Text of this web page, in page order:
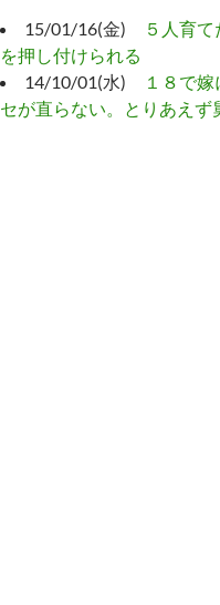
15/01/16(金)
５人育
を押し付けられる
14/10/01(水)
１８で
セが直らない。とりあえず